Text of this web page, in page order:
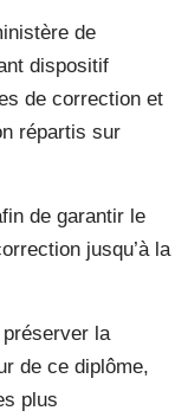
de
dispositif
de correction et
répartis sur
de garantir le
jusqu’à la
préserver la
de ce diplôme,
plus